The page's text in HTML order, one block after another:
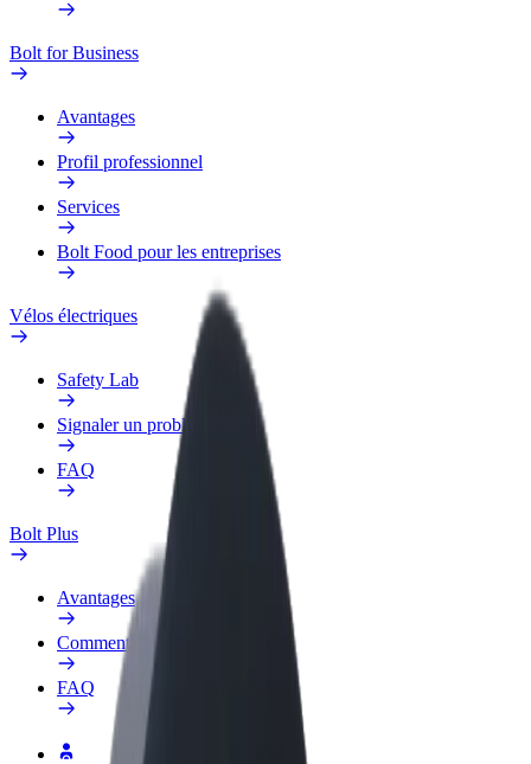
Bolt for Business
Avantages
Profil professionnel
Services
Bolt Food pour les entreprises
Vélos électriques
Safety Lab
Signaler un problème
FAQ
Bolt Plus
Avantages
Comment s'inscrire
FAQ